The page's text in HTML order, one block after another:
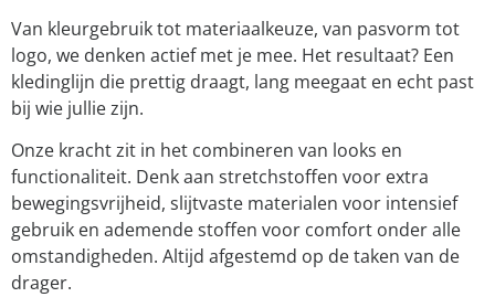
Van kleurgebruik tot materiaalkeuze, van pasvorm tot
logo, we denken actief met je mee. Het resultaat? Een
kledinglijn die prettig draagt, lang meegaat en echt past
bij wie jullie zijn.
Onze kracht zit in het combineren van looks en
functionaliteit. Denk aan stretchstoffen voor extra
bewegingsvrijheid, slijtvaste materialen voor intensief
gebruik en ademende stoffen voor comfort onder alle
omstandigheden. Altijd afgestemd op de taken van de
drager.